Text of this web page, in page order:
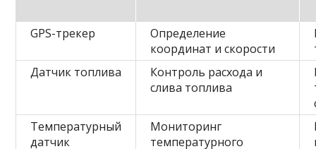
GPS-трекер
Определение
координат и скорости
Датчик топлива
Контроль расхода и
слива топлива
Температурный
датчик
Мониторинг
температурного